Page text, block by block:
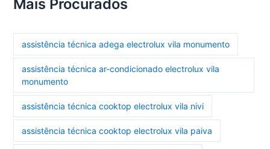
Mais Procurados
assistência técnica adega electrolux vila monumento
assistência técnica ar-condicionado electrolux vila
monumento
assistência técnica cooktop electrolux vila nivi
assistência técnica cooktop electrolux vila paiva